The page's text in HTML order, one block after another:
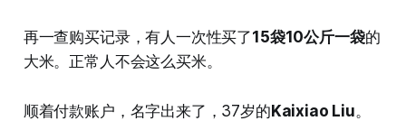
再一查购买记录，有人一次性买了15袋10公斤一袋的
大米。正常人不会这么买米。
顺着付款账户，名字出来了，37岁的Kaixiao Liu。